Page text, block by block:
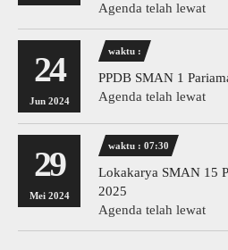
Agenda telah lewat
24
Jun 2024
waktu :
PPDB SMAN 1
Agenda telah lewat
29
Mei 2024
waktu : 07:30
Lokakarya SMAN 15
2025
Agenda telah lewat